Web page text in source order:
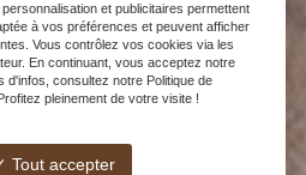
et publicitaires permettent
à vos préférences et peuvent afficher
Vous contrôlez vos cookies via les
En continuant, vous acceptez notre
d'infos, consultez notre Politique de
pleinement de votre visite !
Tout accepter